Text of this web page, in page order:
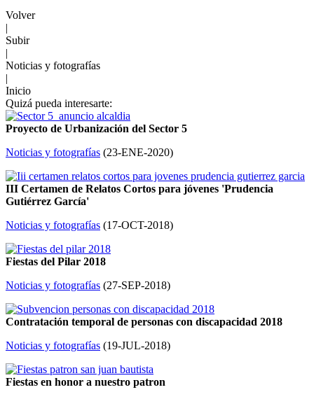
Volver
|
Subir
|
Noticias y fotografías
|
Inicio
Quizá pueda interesarte:
Proyecto de Urbanización del Sector 5
Noticias y fotografías (23-ENE-2020)
III Certamen de Relatos Cortos para jóvenes 'Prudencia
Gutiérrez García'
Noticias y fotografías (17-OCT-2018)
Fiestas del Pilar 2018
Noticias y fotografías (27-SEP-2018)
Contratación temporal de personas con discapacidad 2018
Noticias y fotografías (19-JUL-2018)
Fiestas en honor a nuestro patron